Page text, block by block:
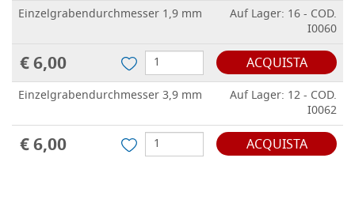
Einzelgrabendurchmesser 1,9 mm
Auf Lager: 16 - COD.
I0060
€ 6,00 ACQUISTA
Einzelgrabendurchmesser 3,9 mm
Auf Lager: 12 - COD.
I0062
€ 6,00 ACQUISTA